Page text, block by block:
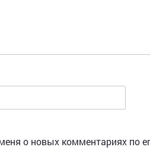
о новых комментариях по